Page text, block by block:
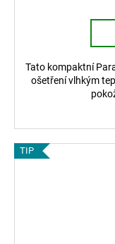
Tato kompaktní
ošetření vlhkým
TIP